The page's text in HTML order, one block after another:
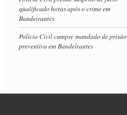
qualificado horas após o crime em
Bandeirantes
Polícia Civil cumpre mandado de prisão
preventiva em Bandeirantes